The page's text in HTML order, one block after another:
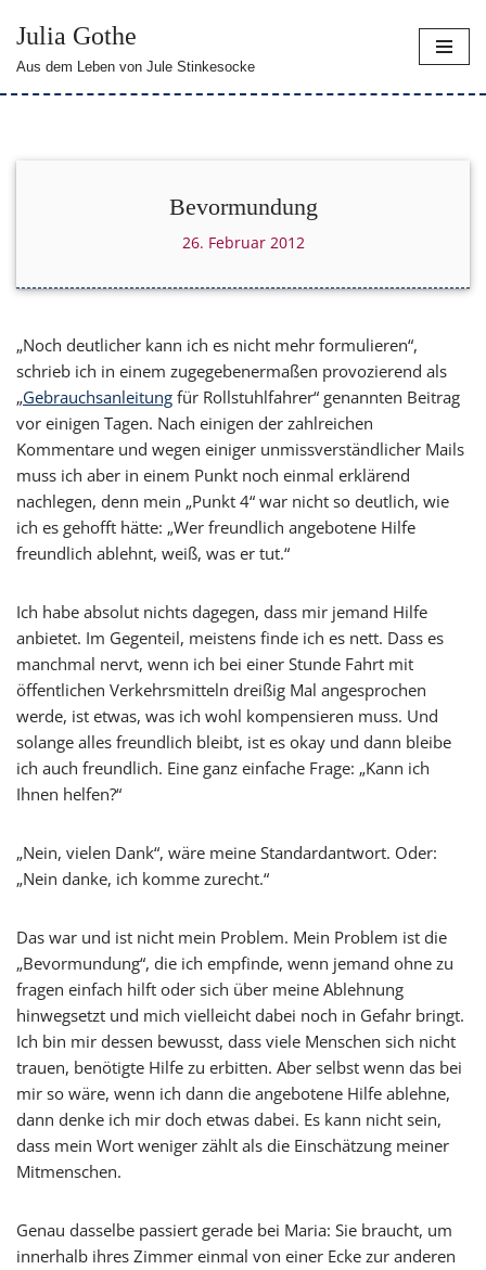
Zum
Julia Gothe
Aus dem Leben von Jule Stinkesocke
Bevormundung
26. Februar 2012
„Noch deutlicher kann ich es nicht mehr formulieren“,
schrieb ich in einem zugegebenermaßen provozierend als
„Gebrauchsanleitung für Rollstuhlfahrer“ genannten Beitrag
vor einigen Tagen. Nach einigen der zahlreichen
Kommentare und wegen einiger unmissverständlicher Mails
muss ich aber in einem Punkt noch einmal erklärend
nachlegen, denn mein „Punkt 4“ war nicht so deutlich, wie
ich es gehofft hätte: „Wer freundlich angebotene Hilfe
freundlich ablehnt, weiß, was er tut.“
Ich habe absolut nichts dagegen, dass mir jemand Hilfe
anbietet. Im Gegenteil, meistens finde ich es nett. Dass es
manchmal nervt, wenn ich bei einer Stunde Fahrt mit
öffentlichen Verkehrsmitteln dreißig Mal angesprochen
werde, ist etwas, was ich wohl kompensieren muss. Und
solange alles freundlich bleibt, ist es okay und dann bleibe
ich auch freundlich. Eine ganz einfache Frage: „Kann ich
Ihnen helfen?“
„Nein, vielen Dank“, wäre meine Standardantwort. Oder:
„Nein danke, ich komme zurecht.“
Das war und ist nicht mein Problem. Mein Problem ist die
„Bevormundung“, die ich empfinde, wenn jemand ohne zu
fragen einfach hilft oder sich über meine Ablehnung
hinwegsetzt und mich vielleicht dabei noch in Gefahr bringt.
Ich bin mir dessen bewusst, dass viele Menschen sich nicht
trauen, benötigte Hilfe zu erbitten. Aber selbst wenn das bei
mir so wäre, wenn ich dann die angebotene Hilfe ablehne,
dann denke ich mir doch etwas dabei. Es kann nicht sein,
dass mein Wort weniger zählt als die Einschätzung meiner
Mitmenschen.
Genau dasselbe passiert gerade bei Maria: Sie braucht, um
innerhalb ihres Zimmer einmal von einer Ecke zur anderen